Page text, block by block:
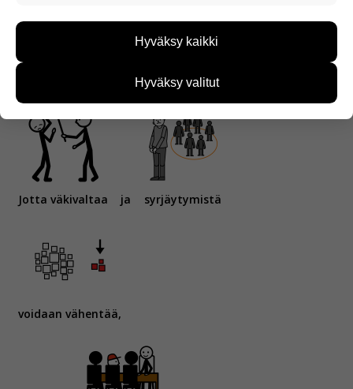
voi pahoin.
Jotta väkivaltaa ja syrjäytymistä
voidaan vähentää,
kehittää sivustoamme vastaamaan paremmin
kävijämääristä ja siitä, mitä sivuja käytetään ja
miten sivuilla liikutaan. Emme kuitenkaan kerää
yksittäiseen käyttäjään.
Voit valita, hyväksytkö näiden evästeiden käytön.
Hyväksy kaikki
Hyväksy valitut